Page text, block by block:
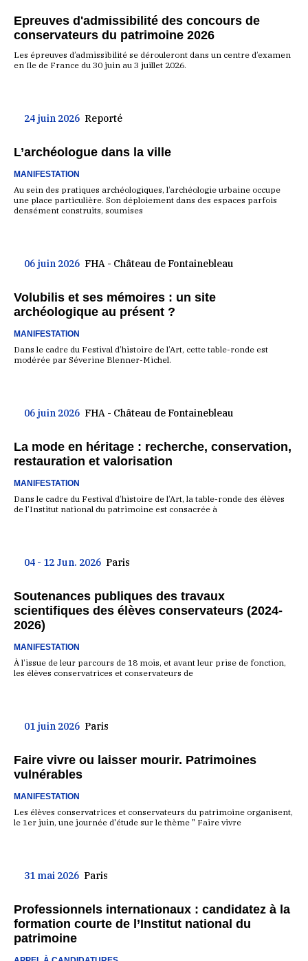
Epreuves d'admissibilité des concours de
conservateurs du patrimoine 2026
Les épreuves d’admissibilité se dérouleront dans un centre d’examen
en Ile de France du 30 juin au 3 juillet 2026.
24 juin 2026 Reporté
L’archéologue dans la ville
MANIFESTATION
Au sein des pratiques archéologiques, l’archéologie urbaine occupe
une place particulière. Son déploiement dans des espaces parfois
densément construits, soumises
06 juin 2026 FHA - Château de Fontainebleau
Volubilis et ses mémoires : un site
archéologique au présent ?
MANIFESTATION
Dans le cadre du Festival d’histoire de l’Art, cette table-ronde est
modérée par Séverine Blenner-Michel.
06 juin 2026 FHA - Château de Fontainebleau
La mode en héritage : recherche, conservation,
restauration et valorisation
MANIFESTATION
Dans le cadre du Festival d’histoire de l’Art, la table-ronde des élèves
de l’Institut national du patrimoine est consacrée à
04 - 12 Jun. 2026 Paris
Soutenances publiques des travaux
scientifiques des élèves conservateurs (2024-
2026)
MANIFESTATION
À l’issue de leur parcours de 18 mois, et avant leur prise de fonction,
les élèves conservatrices et conservateurs de
01 juin 2026 Paris
Faire vivre ou laisser mourir. Patrimoines
vulnérables
MANIFESTATION
Les élèves conservatrices et conservateurs du patrimoine organisent,
le 1er juin, une journée d'étude sur le thème " Faire vivre
31 mai 2026 Paris
Professionnels internationaux : candidatez à la
formation courte de l’Institut national du
patrimoine